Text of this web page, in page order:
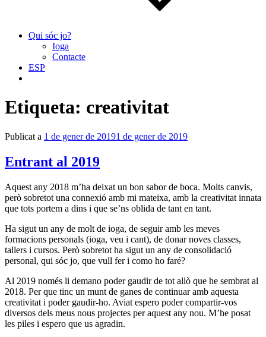
Qui sóc jo?
Ioga
Contacte
ESP
Etiqueta: creativitat
Publicat a 1 de gener de 20191 de gener de 2019
Entrant al 2019
Aquest any 2018 m’ha deixat un bon sabor de boca. Molts canvis,
però sobretot una connexió amb mi mateixa, amb la creativitat innata
que tots portem a dins i que se’ns oblida de tant en tant.
Ha sigut un any de molt de ioga, de seguir amb les meves
formacions personals (ioga, veu i cant), de donar noves classes,
tallers i cursos. Però sobretot ha sigut un any de consolidació
personal, qui sóc jo, que vull fer i como ho faré?
Al 2019 només li demano poder gaudir de tot allò que he sembrat al
2018. Per que tinc un munt de ganes de continuar amb aquesta
creativitat i poder gaudir-ho. Aviat espero poder compartir-vos
diversos dels meus nous projectes per aquest any nou. M’he posat
les piles i espero que us agradin.